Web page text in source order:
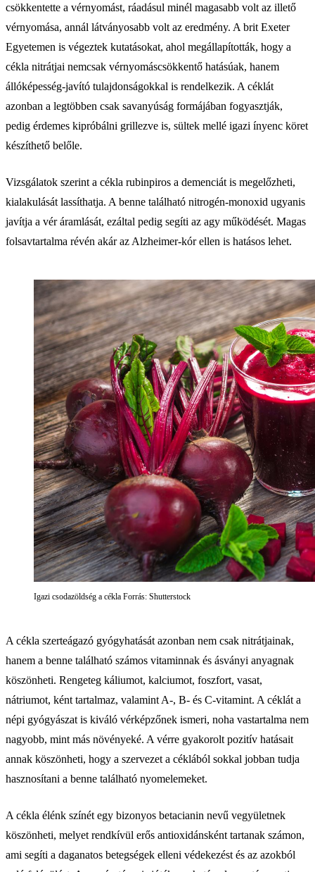
csökkentette a vérnyomást, ráadásul minél magasabb volt az illető
vérnyomása, annál látványosabb volt az eredmény. A brit Exeter
Egyetemen is végeztek kutatásokat, ahol megállapították, hogy a
cékla nitrátjai nemcsak vérnyomáscsökkentő hatásúak, hanem
állóképesség-javító tulajdonságokkal is rendelkezik. A céklát
azonban a legtöbben csak savanyúság formájában fogyasztják,
pedig érdemes kipróbálni grillezve is, sültek mellé igazi ínyenc köret
készíthető belőle.
Vizsgálatok szerint a cékla rubinpiros a demenciát is megelőzheti,
kialakulását lassíthatja. A benne található nitrogén-monoxid ugyanis
javítja a vér áramlását, ezáltal pedig segíti az agy működését. Magas
folsavtartalma révén akár az Alzheimer-kór ellen is hatásos lehet.
Igazi csodazöldség a cékla Forrás: Shutterstock
A cékla szerteágazó gyógyhatását azonban nem csak nitrátjainak,
hanem a benne található számos vitaminnak és ásványi anyagnak
köszönheti. Rengeteg káliumot, kalciumot, foszfort, vasat,
nátriumot, ként tartalmaz, valamint A-, B- és C-vitamint. A céklát a
népi gyógyászat is kiváló vérképzőnek ismeri, noha vastartalma nem
nagyobb, mint más növényeké. A vérre gyakorolt pozitív hatásait
annak köszönheti, hogy a szervezet a céklából sokkal jobban tudja
hasznosítani a benne található nyomelemeket.
A cékla élénk színét egy bizonyos betacianin nevű vegyületnek
köszönheti, melyet rendkívül erős antioxidánsként tartanak számon,
ami segíti a daganatos betegségek elleni védekezést és az azokból